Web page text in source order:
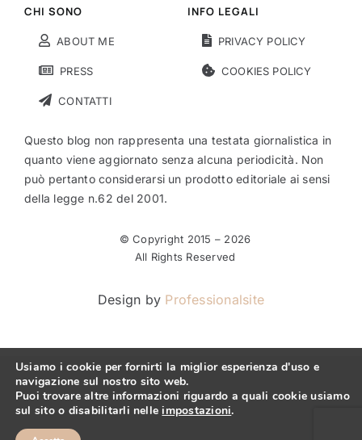
CHI SONO
ABOUT ME
PRESS
CONTATTI
INFO LEGALI
PRIVACY POLICY
COOKIES POLICY
Questo blog non rappresenta una testata giornalistica in
quanto viene aggiornato senza alcuna periodicità. Non
può pertanto considerarsi un prodotto editoriale ai sensi
della legge n.62 del 2001.
© Copyright 2015 – 2026
All Rights Reserved
Design by Professionalsite
Usiamo i cookie per fornirti la miglior esperienza d'uso e
navigazione sul nostro sito web.
Puoi trovare altre informazioni riguardo a quali cookie usiamo
sul sito o disabilitarli nelleimpostazioni.